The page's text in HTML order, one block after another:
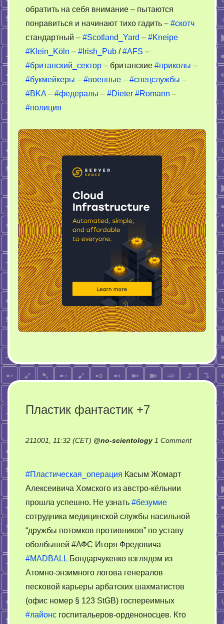
обратить на себя внимание – пытаются
понравиться и начинают тихо гадить – #скотч
стандартный – #Scotland_Yard – #Kneipe
#Klein_Köln – #Irish_Pub /#AFS –
#британский_сектор – британские #приколы –
#букмейкеры – #военные – #спецслужбы –
#BKA – #федералы – #Dieter #Romann –
#полиция
Пластик фантастик +7
211001, 11:32 (CET) @no-scientology 1 Comment
фантастик
+7
#Пластическая_операция Касым Жомарт
Алексеивича Хомского из австро-кёльнии
прошла успешно. Не узнать #безумие
сотрудника медицинской службы насильной
“дружбы потомков противников” по уставу
оболбышей #АФС Игоря Фредовича
#MADBALL Бондарчукенко взглядом из
Атомно-энзимного логова генералов
песковой карьеры арбатских шахматистов
(офис номер § 123 StGB) госпереимных
#лайонс госпитальеров-орденоносцев. Кто